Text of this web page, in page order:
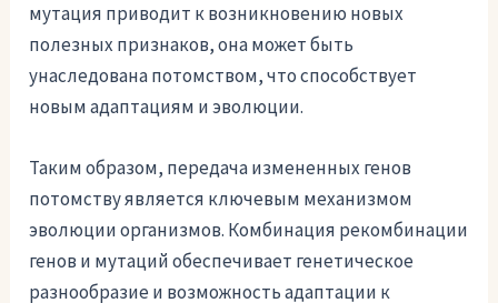
мутация приводит к возникновению новых
полезных признаков, она может быть
унаследована потомством, что способствует
новым адаптациям и эволюции.
Таким образом, передача измененных генов
потомству является ключевым механизмом
эволюции организмов. Комбинация рекомбинации
генов и мутаций обеспечивает генетическое
разнообразие и возможность адаптации к